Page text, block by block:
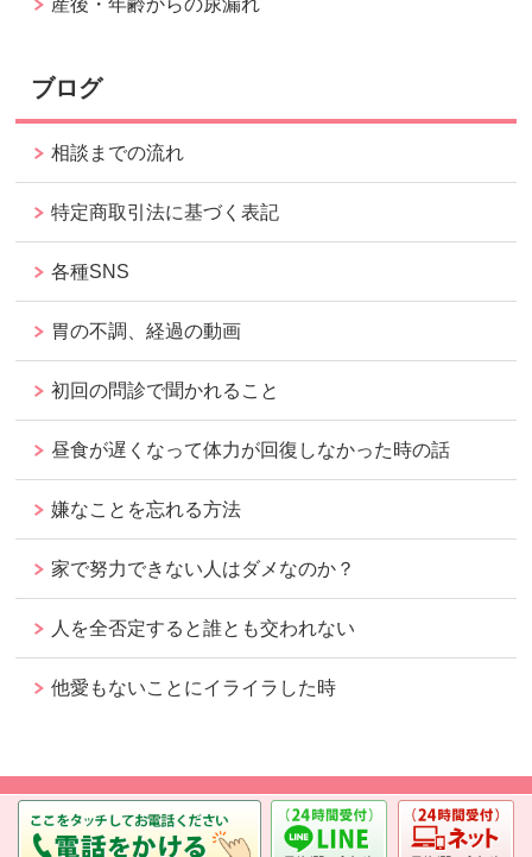
ブログ
相談までの流れ
特定商取引法に基づく表記
各種SNS
胃の不調、経過の動画
初回の問診で聞かれること
昼食が遅くなって体力が回復しなかった時の話
嫌なことを忘れる方法
家で努力できない人はダメなのか？
人を全否定すると誰とも交われない
他愛もないことにイライラした時